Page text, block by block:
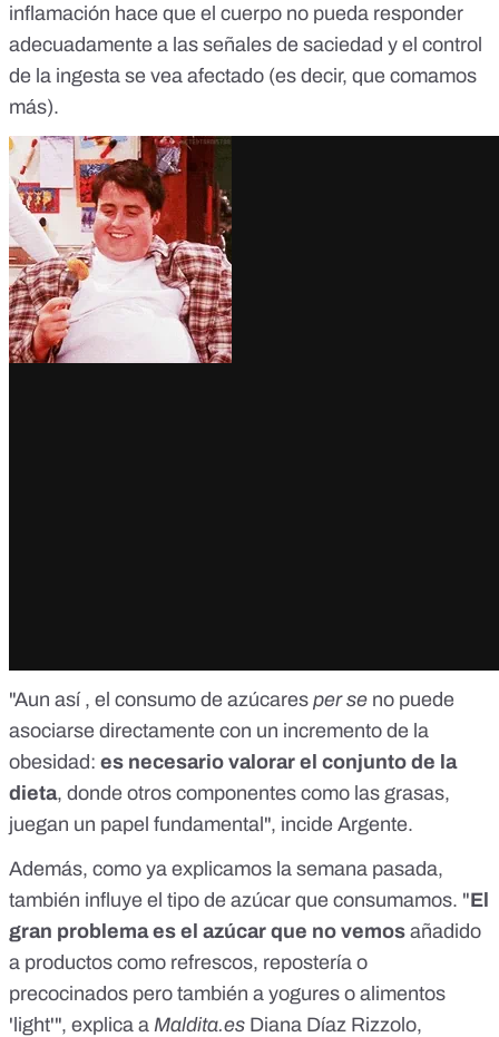
inflamación hace que el cuerpo no pueda responder
adecuadamente a las señales de saciedad y el control
de la ingesta se vea afectado (es decir, que comamos
más).
"Aun así , el consumo de azúcares per se no puede
asociarse directamente con un incremento de la
obesidad: es necesario valorar el conjunto de la
dieta, donde otros componentes como las grasas,
juegan un papel fundamental", incide Argente.
Además, como ya explicamos la semana pasada,
también influye el tipo de azúcar que consumamos. "El
gran problema es el azúcar que no vemos añadido
a productos como refrescos, repostería o
precocinados pero también a yogures o alimentos
'light'", explica a Maldita.es Diana Díaz Rizzolo,